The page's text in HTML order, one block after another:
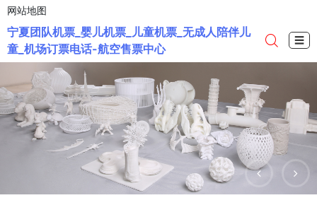
网站地图
宁夏团队机票_婴儿机票_儿童机票_无成人陪伴儿
童_机场订票电话-航空售票中心
☰